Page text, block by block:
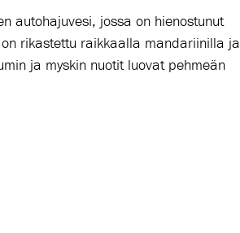
autohajuvesi, jossa on hienostunut
rikastettu raikkaalla mandariinilla ja
ja myskin nuotit luovat pehmeän